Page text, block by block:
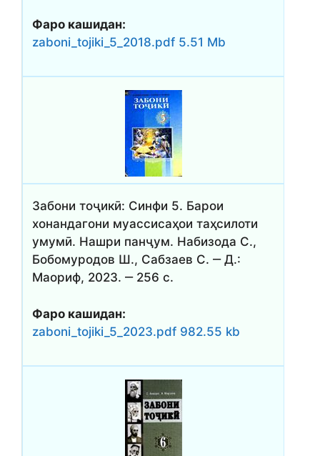
Фаро кашидан:
zaboni_tojiki_5_2018.pdf 5.51 Mb
Забони тоҷикӣ: Синфи 5. Барои
хонандагони муассисаҳои таҳсилоти
умумӣ. Нашри панҷум. Набизода С.,
Бобомуродов Ш., Сабзаев С. ‒ Д.:
Маориф, 2023. ‒ 256 с.
Фаро кашидан:
zaboni_tojiki_5_2023.pdf 982.55 kb